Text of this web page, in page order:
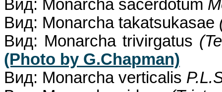
Вид: Monarcha sacerdotum
Вид: Monarcha takatsukasae
Вид: Monarcha trivirgatus
(Photo by G.Chapman)
Вид: Monarcha verticalis